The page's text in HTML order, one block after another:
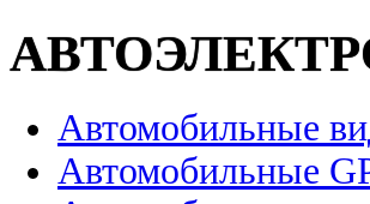
Автомобильные
Автомобильные